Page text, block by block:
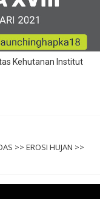
Kehutanan Institut
>> EROSI HUJAN >>